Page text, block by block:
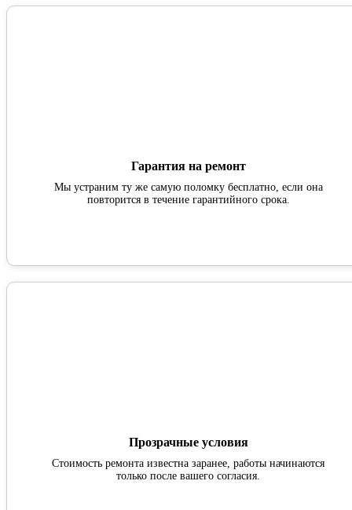
Гарантия на ремонт
Мы устраним ту же самую поломку бесплатно, если она
повторится в течение гарантийного срока.
Прозрачные условия
Стоимость ремонта известна заранее, работы начинаются
только после вашего согласия.